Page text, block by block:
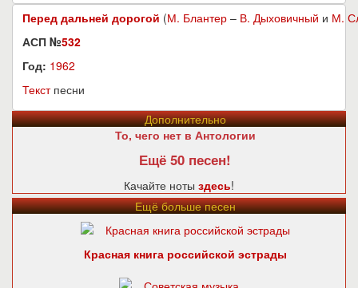
Перед дальней дорогой (М. Блантер – В. Дыховичный и М.
АСП №532
Год: 1962
Текстпесни
Дополнительно
То, чего нет в Антологии
Ещё 50 песен!
Качайте ноты здесь!
Ещё больше песен
Красная книга российской эстрады